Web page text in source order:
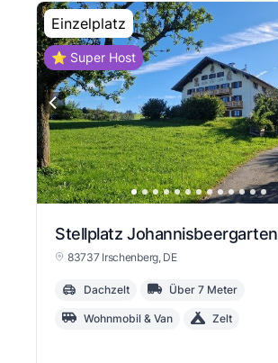
Einzelplatz
⭐ Super Host
Stellplatz Johannisbeergarten
83737 Irschenberg, DE
Dachzelt Über 7 Meter
Wohnmobil & Van Zelt